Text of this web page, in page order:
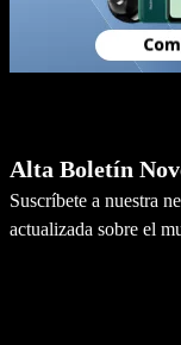
Alta Boletín
Suscríbete a nuestra
actualizada sobre el